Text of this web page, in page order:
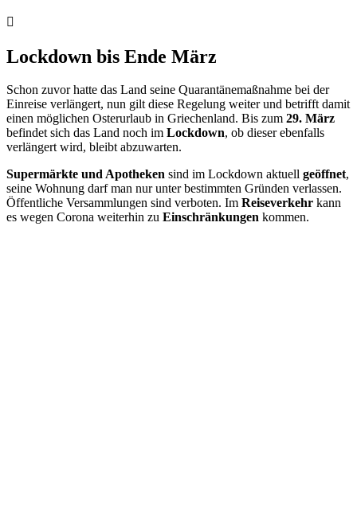
Lockdown bis Ende März
Schon zuvor hatte das Land seine Quarantänemaßnahme bei der
Einreise verlängert, nun gilt diese Regelung weiter und betrifft damit
einen möglichen Osterurlaub in Griechenland. Bis zum 29. März
befindet sich das Land noch im Lockdown, ob dieser ebenfalls
verlängert wird, bleibt abzuwarten.
Supermärkte und Apotheken sind im Lockdown aktuell geöffnet,
seine Wohnung darf man nur unter bestimmten Gründen verlassen.
Öffentliche Versammlungen sind verboten. Im Reiseverkehr kann
es wegen Corona weiterhin zu Einschränkungen kommen.